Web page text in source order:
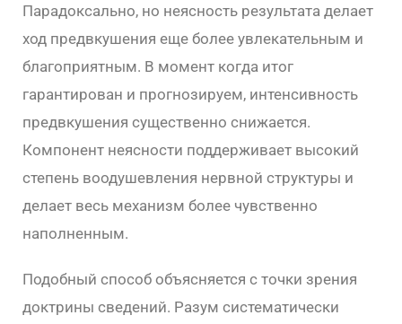
Парадоксально, но неясность результата делает
ход предвкушения еще более увлекательным и
благоприятным. В момент когда итог
гарантирован и прогнозируем, интенсивность
предвкушения существенно снижается.
Компонент неясности поддерживает высокий
степень воодушевления нервной структуры и
делает весь механизм более чувственно
наполненным.
Подобный способ объясняется с точки зрения
доктрины сведений. Разум систематически